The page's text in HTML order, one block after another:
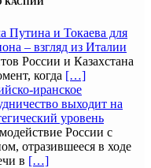
Путина и Токаева для
– взгляд из Италии
России и Казахстана
когда […]
иранское
выходит на
уровень
России с
отразившееся в ходе
в […]